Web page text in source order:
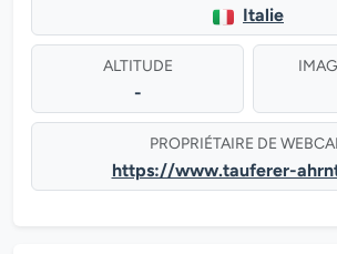
Italie
ALTITUDE
-
PROPRIÉTAIRE DE
https://www.tauferer-